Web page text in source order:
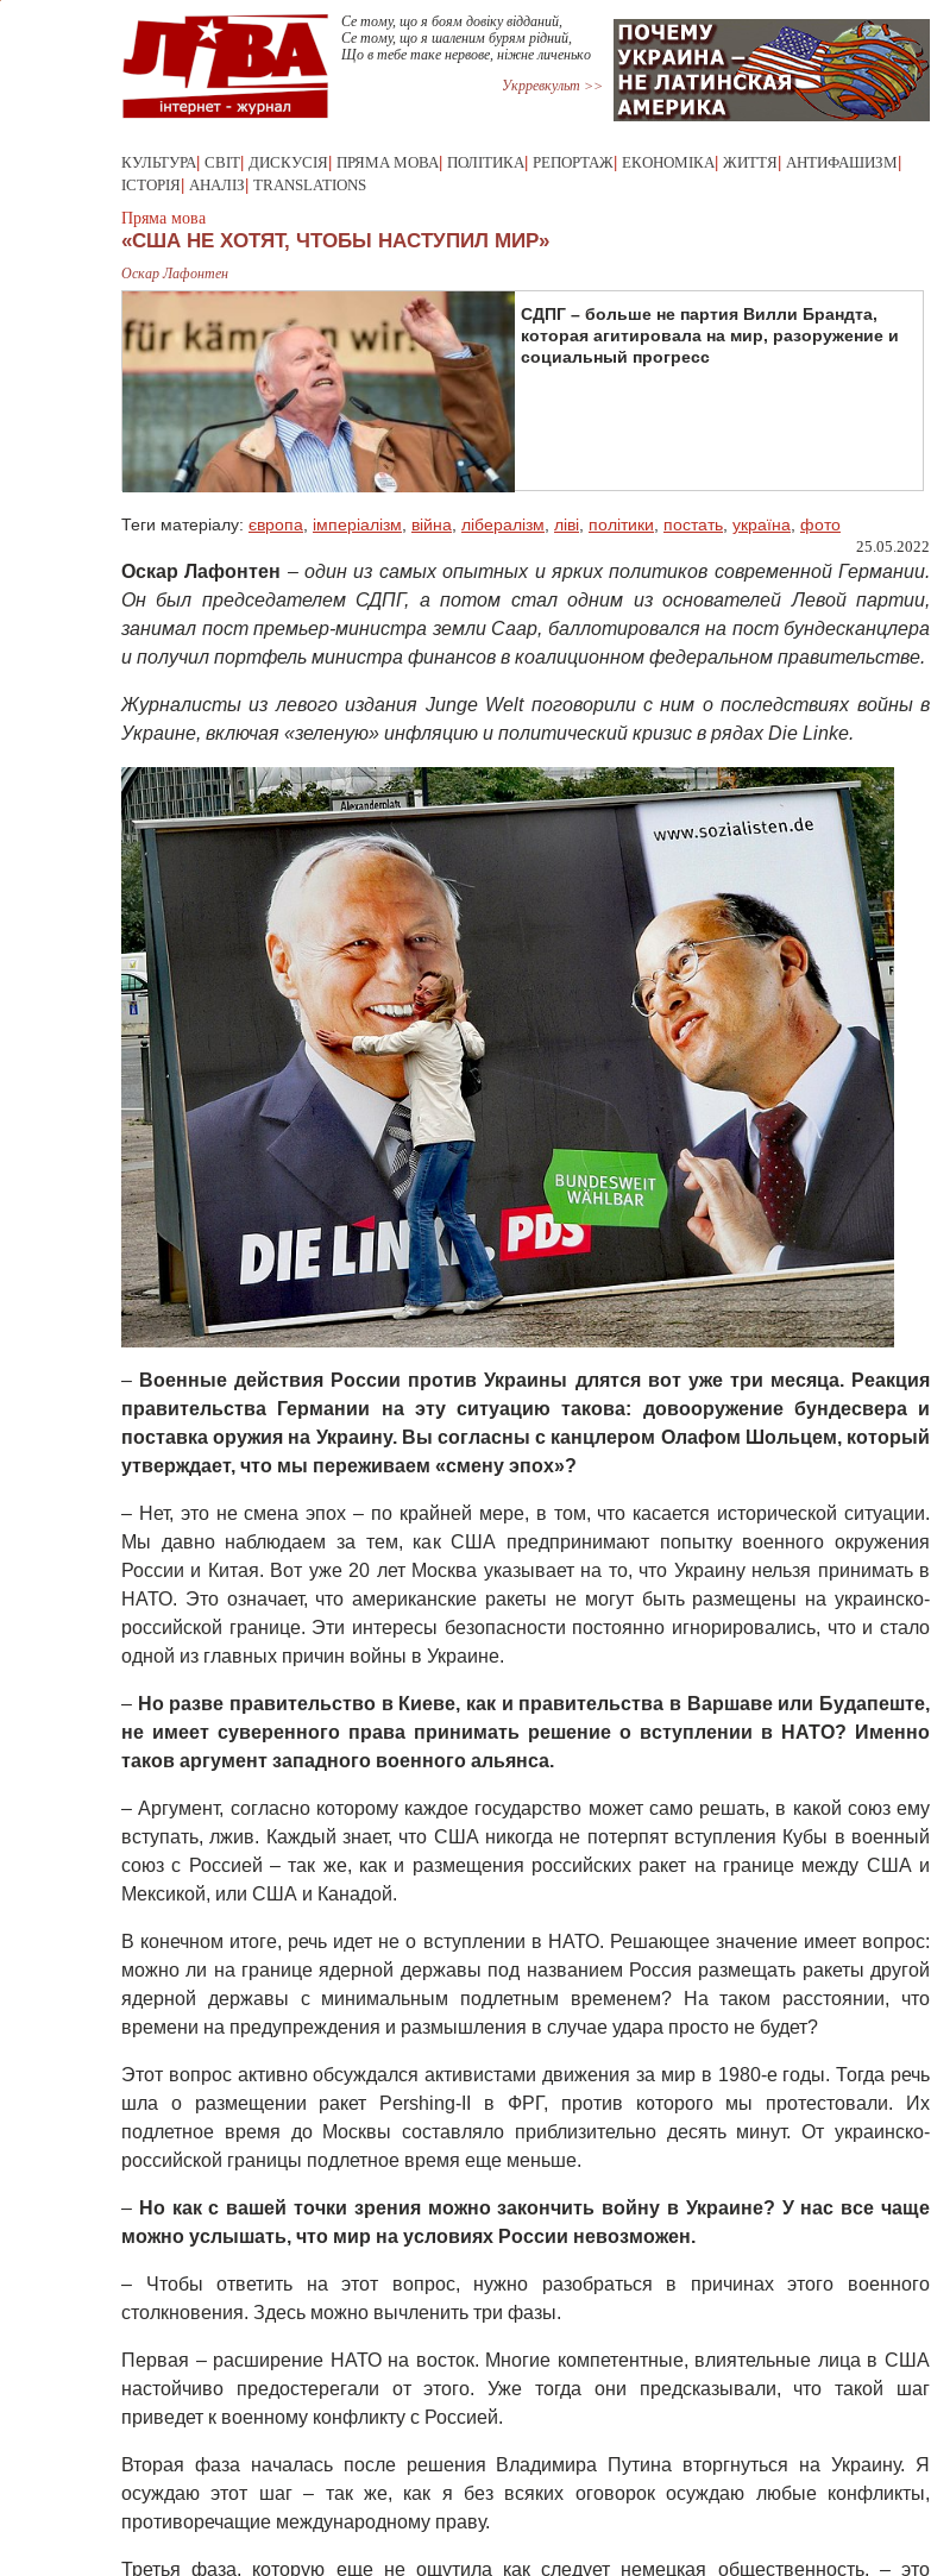
Се тому, що я боям довіку відданий,
Се тому, що я шаленим бурям рідний,
Що в тебе таке нервове, ніжне личенько
Укрревкульт >>
КУЛЬТУРА СВІТ ДИСКУСІЯ ПРЯМА МОВА ПОЛІТИКА РЕПОРТАЖ ЕКОНОМІКА ЖИТТЯ АНТИФАШИЗМ
ІСТОРІЯ АНАЛІЗ TRANSLATIONS
Пряма мова
«США НЕ ХОТЯТ, ЧТОБЫ НАСТУПИЛ МИР»
Оскар Лафонтен
СДПГ – больше не партия Вилли Брандта,
которая агитировала на мир, разоружение и
социальный прогресс
Теги матеріалу: європа імперіалізм війна лібералізм ліві політики постать україна фото
25.05.2022
Оскар Лафонтен – один из самых опытных и ярких политиков современной Германии.
Он был председателемСДПГ, а потом стал одним из основателей Левой партии,
занимал пост премьер-министра земли Саар, баллотировалсяна пост бундесканцлера
и получил портфель министра финансов в коалиционном федеральном правительстве.
Журналисты из левого издания Junge Weltпоговорили с ним о последствиях войны в
Украине, включая «зеленую» инфляцию и политический кризис в рядах Die Linke.
– Военные действия России против Украины длятся вот уже три месяца. Реакция
правительства Германии на эту ситуацию такова: довооружение бундесвера и
поставка оружия на Украину. Вы согласны с канцлером Олафом Шольцем, который
утверждает, что мы переживаем «смену эпох»?
– Нет, это не смена эпох– по крайней мере, в том, что касается исторической ситуации.
Мы давно наблюдаем за тем, как США предпринимают попытку военного окружения
России и Китая. Вот уже 20 лет Москва указывает на то, что Украину нельзя принимать в
НАТО. Это означает, что американские ракеты не могут быть размещены на украинско-
российской границе. Эти интересы безопасности постоянно игнорировались, что и стало
одной из главных причин войны в Украине.
– Но разве правительство в Киеве, как и правительства в Варшаве или Будапеште,
не имеет суверенного права принимать решение о вступлении в НАТО? Именно
таков аргумент западного военного альянса.
– Аргумент, согласно которому каждое государство может само решать, в какой союз ему
вступать, лжив. Каждый знает, что США никогда не потерпят вступления Кубы в военный
союз с Россией – так же, как и размещения российских ракет на границе между США и
Мексикой, или США и Канадой.
В конечном итоге, речь идет не о вступлении в НАТО. Решающее значение имеет вопрос:
можно ли на границе ядерной державы под названием Россия размещать ракеты другой
ядерной державы с минимальным подлетным временем? На таком расстоянии, что
времени на предупреждения и размышления в случае удара просто не будет?
Этот вопрос активно обсуждался активистами движения за мир в 1980-е годы. Тогда речь
шла о размещении ракет Pershing-II в ФРГ, против которого мы протестовали. Их
подлетное время до Москвы составляло приблизительно десять минут. От украинско-
российской границы подлетное время еще меньше.
– Но как с вашей точки зрения можно закончить войну в Украине? У нас все чаще
можно услышать, что мир на условиях России невозможен.
– Чтобы ответить на этот вопрос, нужно разобраться в причинах этого военного
столкновения. Здесь можно вычленить три фазы.
Первая –расширение НАТО на восток. Многие компетентные, влиятельные лица в США
настойчиво предостерегали от этого. Уже тогда они предсказывали, что такой шаг
приведет к военному конфликту с Россией.
Вторая фаза началась после решения Владимира Путина вторгнуться на Украину. Я
осуждаю этот шаг– так же, как я без всяких оговорок осуждаю любые конфликты,
противоречащие международному праву.
Третья фаза, которую еще не ощутила как следует немецкая общественность, –это